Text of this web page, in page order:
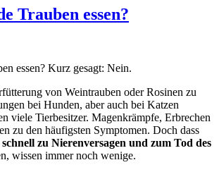
Trauben essen?
essen? Kurz gesagt: Nein.
von Weintrauben oder Rosinen zu
bei Hunden, aber auch bei Katzen
viele Tierbesitzer. Magenkrämpfe, Erbrechen
zu den häufigsten Symptomen. Doch dass
zu Nierenversagen und zum Tod des
wissen immer noch wenige.